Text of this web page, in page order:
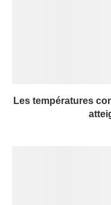
Les températures